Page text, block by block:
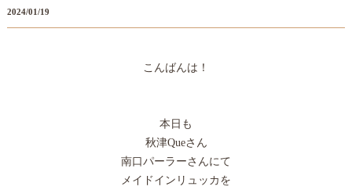
2024/01/19
こんばんは！
本日も
秋津Queさん
南口パーラーさんにて
メイドインリュッカを